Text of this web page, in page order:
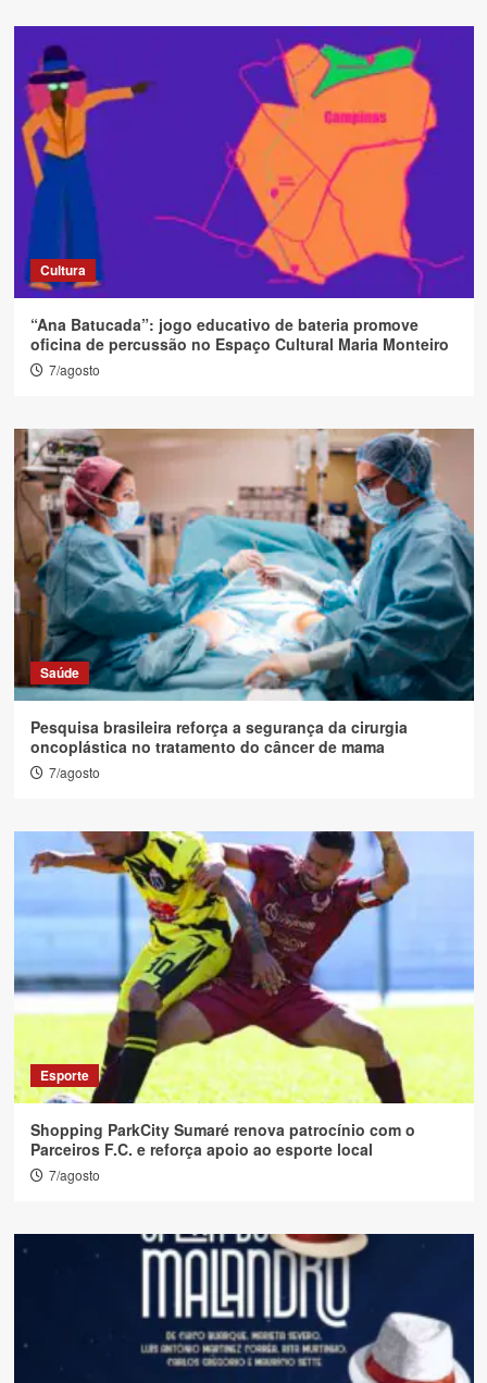
Cultura
“Ana Batucada”: jogo educativo de bateria promove
oficina de percussão no Espaço Cultural Maria Monteiro
7/agosto
Saúde
Pesquisa brasileira reforça a segurança da cirurgia
oncoplástica no tratamento do câncer de mama
7/agosto
Esporte
Shopping ParkCity Sumaré renova patrocínio com o
Parceiros F.C. e reforça apoio ao esporte local
7/agosto